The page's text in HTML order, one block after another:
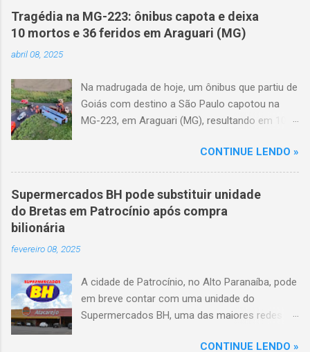
Tragédia na MG-223: ônibus capota e deixa
10 mortos e 36 feridos em Araguari (MG)
abril 08, 2025
Na madrugada de hoje, um ônibus que partiu de
Goiás com destino a São Paulo capotou na
MG-223, em Araguari (MG), resultando em 10
volta das 3h40, próximo ao trevo de Queixinho,
quando o motorista perdeu o controle do
veículo, atravessou o canteiro central e
capotou em uma alça de acesso. Entre as
vítimas fatais, há duas crianças de
CONTINUE LENDO »
Supermercados BH pode substituir unidade
do Bretas em Patrocínio após compra
bilionária
fevereiro 08, 2025
A cidade de Patrocínio, no Alto Paranaíba, pode
em breve contar com uma unidade do
Supermercados BH, uma das maiores redes do
o braço mineiro da rede Bretas por R$ 716
CONTINUE LENDO »